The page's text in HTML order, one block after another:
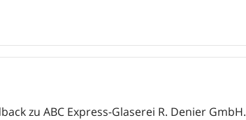
zu ABC Express-Glaserei R. Denier GmbH.